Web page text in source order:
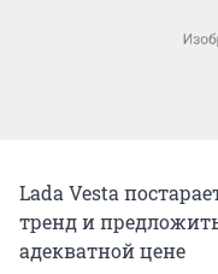
Lada Vesta
тренд и
адекватной цене